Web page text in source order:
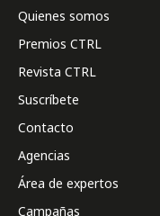
Quienes somos
Premios CTRL
Revista CTRL
Suscríbete
Contacto
Agencias
Área de expertos
Campañas